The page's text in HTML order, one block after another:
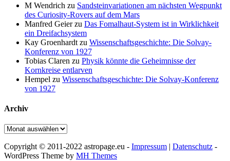
M Wendrich zu Sandsteinvariationen am nächsten Wegpunkt
des Curiosity-Rovers auf dem Mars
Manfred Geierzu Das Fomalhaut-System ist in Wirklichkeit
ein Dreifachsystem
Kay Groenhardt zu Wissenschaftsgeschichte: Die Solvay-
Konferenz von 1927
Tobias Claren zu Physik könnte die Geheimnisse der
Kornkreise entlarven
Hempel zu Wissenschaftsgeschichte: Die Solvay-Konferenz
von 1927
Archiv
Archiv
Copyright © 2011-2022 astropage.eu - Impressum | Datenschutz -
WordPress Theme by MH Themes